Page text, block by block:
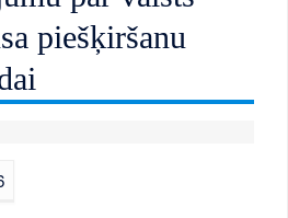
piešķiršanu